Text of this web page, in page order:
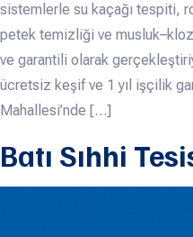
sistemlerle su kaçağı tespiti,
petek temizliği ve
ve garantili olarak
ücretsiz keşif ve 1 yıl işçilik
Mahallesi’nde […]
Batı Sıhhi